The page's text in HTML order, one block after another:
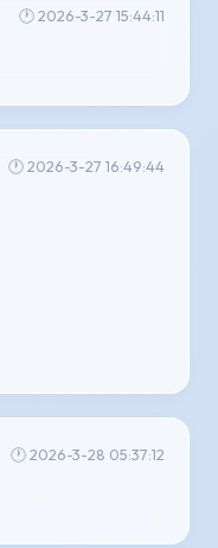
🕐 2026-3-27 15:44:11
🕐 2026-3-27 16:49:44
🕐 2026-3-28 05:37:12